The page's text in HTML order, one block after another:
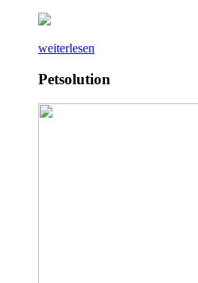
weiterlesen
Petsolution